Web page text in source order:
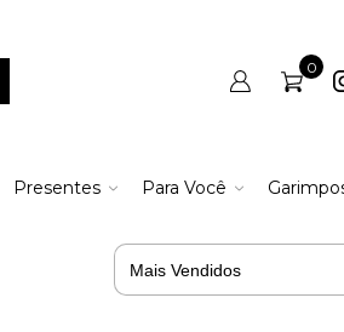
0
Presentes Para Você